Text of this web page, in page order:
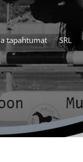
tapahtumat SRL